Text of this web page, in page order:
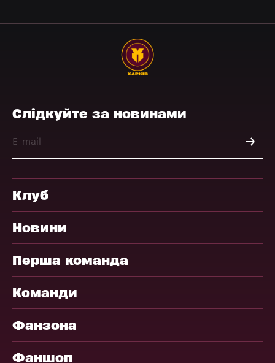
Слідкуйте за новинами
Клуб
Новини
Перша команда
Команди
Фанзона
Фаншоп